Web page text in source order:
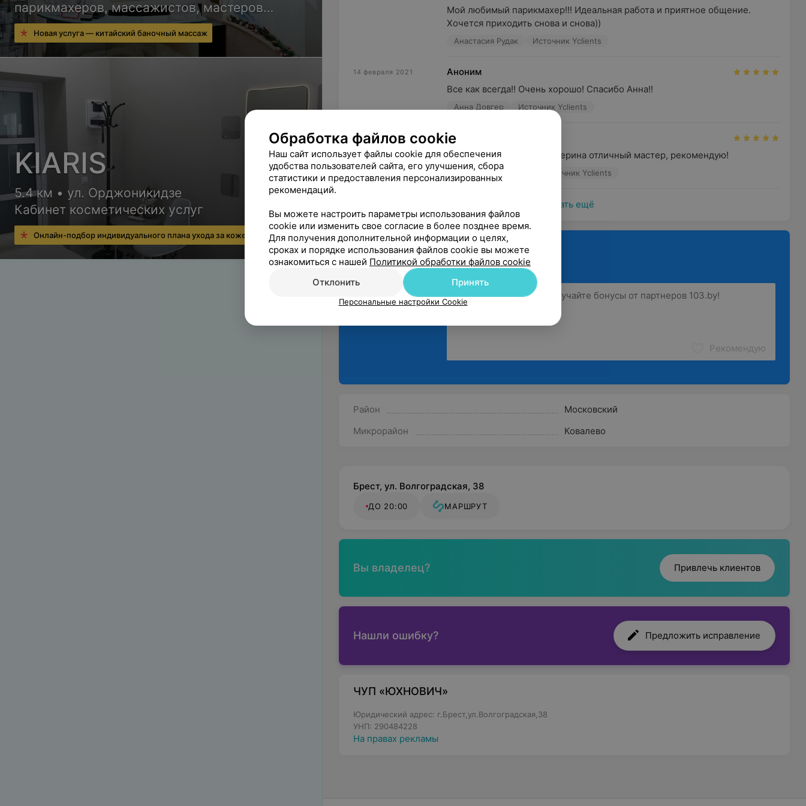
Мой любимый парикмахер!!! Идеальная работа и приятное общение.
Хочется приходить снова и снова))
Анастасия Рудак Источник Yclients
14 февраля 2021
Аноним
Все как всегда!! Очень хорошо! Спасибо Анна!!
Анна Довгер Источник Yclients
2 февраля 2021
Иван
Спасибо за стрижку) Екатерина отличный мастер, рекомендую!
Екатерина Павлова Источник Yclients
Показать ещё
Поделитесь
мнением
Рекомендую
Район
Московский
Микрорайон
Ковалево
Брест, ул. Волгоградская, 38
ДО 20:00 МАРШРУТ
Вы владелец? Привлечь клиентов
Нашли ошибку? Предложить исправление
ЧУП «ЮХНОВИЧ»
Юридический адрес: г.Брест,ул.Волгоградская,38
УНП: 290484228
На правах рекламы
парикмахеров, массажистов, мастеров
ногтевого сервиса и других специалистов
Новая услуга — китайский баночный массаж
KIARIS
5.4 км • ул. Орджоникидзе
Кабинет косметических услуг
Онлайн-подбор индивидуального плана ухода за кожей
Обработка файлов cookie
Наш сайт использует файлы cookie для обеспечения
удобства пользователей сайта, его улучшения, сбора
статистики и предоставления персонализированных
рекомендаций.
Вы можете настроить параметры использования файлов
cookie или изменить свое согласие в более позднее время.
Для получения дополнительной информации о целях,
сроках и порядке использования файлов cookie вы можете
ознакомиться с нашей Политикой обработки файлов cookie
Отклонить
Принять
Персональные настройки Cookie